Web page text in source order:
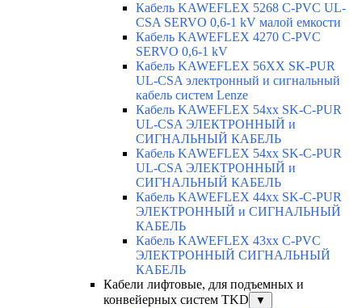
Кабель KAWEFLEX 5268 C-PVC UL-
CSA SERVO 0,6-1 kV малой емкости
Кабель KAWEFLEX 4270 C-PVC
SERVO 0,6-1 kV
Кабель KAWEFLEX 56XX SK-PUR
UL-CSA электронный и сигнальный
кабель систем Lenze
Кабель KAWEFLEX 54xx SK-C-PUR
UL-CSA ЭЛЕКТРОННЫЙ и
СИГНАЛЬНЫЙ КАБЕЛЬ
Кабель KAWEFLEX 54xx SK-C-PUR
UL-CSA ЭЛЕКТРОННЫЙ и
СИГНАЛЬНЫЙ КАБЕЛЬ
Кабель KAWEFLEX 44xx SK-C-PUR
ЭЛЕКТРОННЫЙ и СИГНАЛЬНЫЙ
КАБЕЛЬ
Кабель KAWEFLEX 43xx C-PVC
ЭЛЕКТРОННЫЙ СИГНАЛЬНЫЙ
КАБЕЛЬ
Кабели лифтовые, для подъемных и
конвейерных систем TKD
▼